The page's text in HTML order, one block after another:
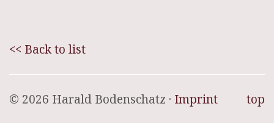
<< Back to list
top
© 2026 Harald Bodenschatz · Imprint